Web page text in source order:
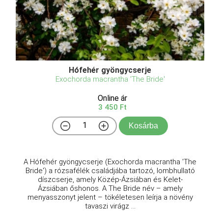
Hófehér gyöngycserje
Exochorda macrantha 'The Bride'
Online ár
3 450 Ft
Kosárba
A Hófehér gyöngycserje (Exochorda macrantha 'The
Bride') a rózsafélék családjába tartozó, lombhullató
díszcserje, amely Közép-Ázsiában és Kelet-
Ázsiában őshonos. A The Bride név – amely
menyasszonyt jelent – tökéletesen leírja a növény
tavaszi virágz ...